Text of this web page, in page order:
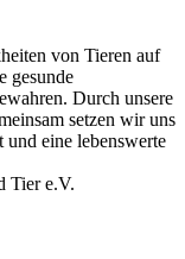
von Tieren auf
gesunde
Durch unsere
setzen wir uns
eine lebenswerte
Tier e.V.